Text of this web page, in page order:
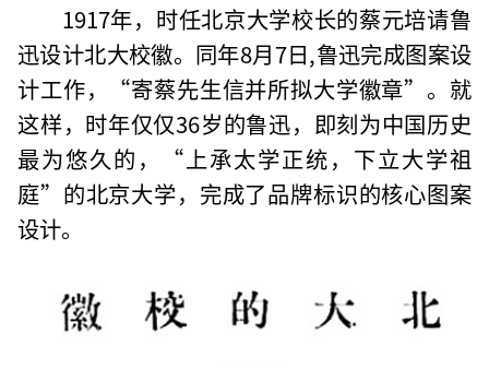
1917年，时任北京大学校长的蔡元培请鲁
迅设计北大校徽。同年8月7日,鲁迅完成图案设
计工作，“寄蔡先生信并所拟大学徽章”。就
这样，时年仅仅36岁的鲁迅，即刻为中国历史
最为悠久的，“上承太学正统，下立大学祖
庭”的北京大学，完成了品牌标识的核心图案
设计。